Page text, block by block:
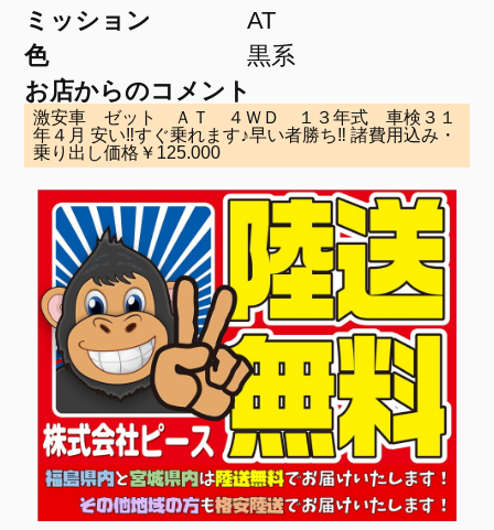
ミッション
AT
色
黒系
お店からのコメント
激安車 ゼット ＡＴ ４ＷＤ １３年式 車検３１
年４月 安い‼すぐ乗れます♪早い者勝ち‼ 諸費用込み・
乗り出し価格￥125.000